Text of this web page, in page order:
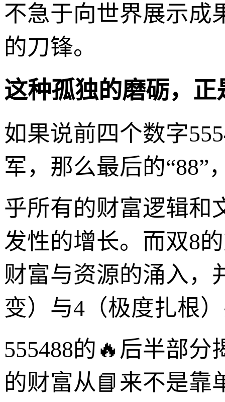
不急于向世界展示成
的刀锋。
这种孤独的磨砺，
如果说前四个数字
军，那么最后的“88”
乎所有的财富逻辑和
发性的增长。而双8
财富与资源的涌入，
变）与4（极度扎根
555488的🔥后半部
的财富从📘来不是靠